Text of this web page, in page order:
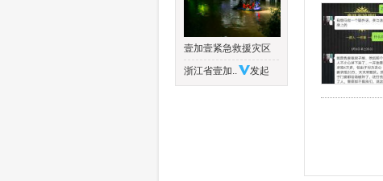
壹加壹紧急救援灾区
浙江省壹加..
发起